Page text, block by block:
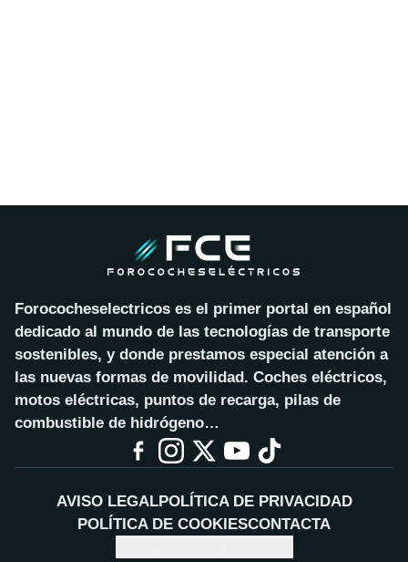
Forococheselectricos es el primer portal en español
dedicado al mundo de las tecnologías de transporte
sostenibles, y donde prestamos especial atención a
las nuevas formas de movilidad. Coches eléctricos,
motos eléctricas, puntos de recarga, pilas de
combustible de hidrógeno…
AVISO LEGALPOLÍTICA DE PRIVACIDAD
POLÍTICA DE COOKIESCONTACTA